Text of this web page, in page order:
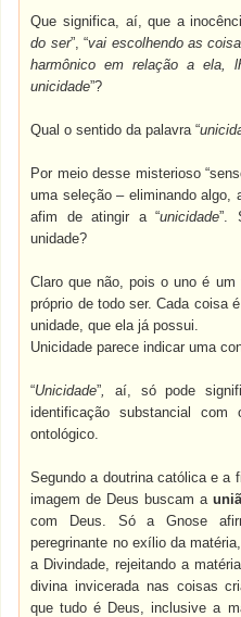
Que significa, aí, que a
do ser”, “vai escolhendo as
harmônico em relação a ela,
unicidade”?
Qual o sentido da palavra “
Por meio desse misterioso
uma seleção – eliminando
afim de atingir a “unicidade”.
unidade?
Claro que não, pois o uno é
próprio de todo ser. Cada coisa
unidade, que ela já possui.
Unicidade parece indicar uma
“Unicidade”,
aí, só pode
identificação substancial
ontológico.
Segundo a doutrina católica e a
imagem de Deus buscam a
com Deus. Só a Gnose
peregrinante no exílio da
a Divindade, rejeitando a
divina invicerada nas coisas
que tudo é Deus, inclusive a